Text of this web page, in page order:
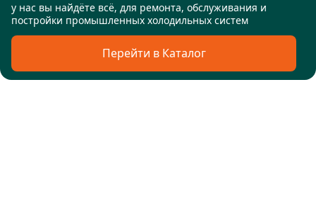
у нас вы найдёте всё, для ремонта, обслуживания и
постройки промышленных холодильных систем
Перейти в Каталог